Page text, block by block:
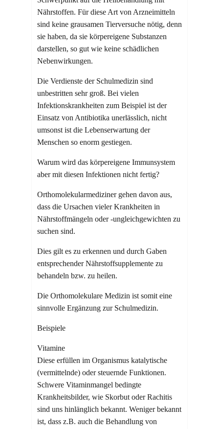
Nährstoffen. Für diese Art von Arzneimitteln
sind keine grausamen Tierversuche nötig, denn
sie haben, da sie körpereigene Substanzen
darstellen, so gut wie keine schädlichen
Nebenwirkungen.
Die Verdienste der Schulmedizin sind
unbestritten sehr groß. Bei vielen
Infektionskrankheiten zum Beispiel ist der
Einsatz von Antibiotika unerlässlich, nicht
umsonst ist die Lebenserwartung der
Menschen so enorm gestiegen.
Warum wird das körpereigene Immunsystem
aber mit diesen Infektionen nicht fertig?
Orthomolekularmediziner gehen davon aus,
dass die Ursachen vieler Krankheiten in
Nährstoffmängeln oder -ungleichgewichten zu
suchen sind.
Dies gilt es zu erkennen und durch Gaben
entsprechender Nährstoffsupplemente zu
behandeln bzw. zu heilen.
Die Orthomolekulare Medizin ist somit eine
sinnvolle Ergänzung zur Schulmedizin.
Beispiele
Vitamine
Diese erfüllen im Organismus katalytische
(vermittelnde) oder steuernde Funktionen.
Schwere Vitaminmangel bedingte
Krankheitsbilder, wie Skorbut oder Rachitis
sind uns hinlänglich bekannt. Weniger bekannt
ist, dass z.B. auch die Behandlung von